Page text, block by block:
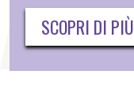
SCOPRI DI PIÙ